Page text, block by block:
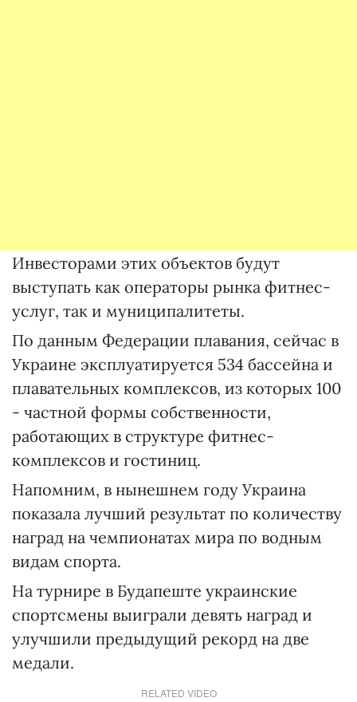
Инвесторами этих объектов будут
выступать как операторы рынка фитнес-
услуг, так и муниципалитеты.
По данным Федерации плавания, сейчас в
Украине эксплуатируется 534 бассейна и
плавательных комплексов, из которых 100
- частной формы собственности,
работающих в структуре фитнес-
комплексов и гостиниц.
Напомним, в нынешнем году Украина
показала лучший результат по количеству
наград на чемпионатах мира по водным
видам спорта.
На турнире в Будапеште украинские
спортсмены выиграли девять наград и
улучшили предыдущий рекорд на две
медали.
RELATED VIDEO